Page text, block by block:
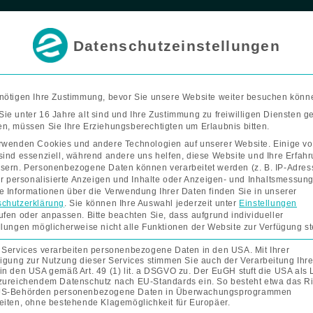
b
k
f
a
Bad & Wohnen
Rand,
Mit dieser Auffahrhilfe
Auffahrhilfe
Aluminiumschienen
mit
Rand,
faltbar
(2
Stk.)
Menge
Datenschutzeinstellungen
Ihre Zustimmung, bevor Sie unsere Website weiter besuchen
unter 16 Jahre alt sind und Ihre Zustimmung zu freiwilligen Diensten
müssen Sie Ihre Erziehungsberechtigten um Erlaubnis bitten.
Cookies und andere Technologien auf unserer Website. Einige
essenziell, während andere uns helfen, diese Website und Ihre
Personenbezogene Daten können verarbeitet werden (z. B. IP-
personalisierte Anzeigen und Inhalte oder Anzeigen- und
Informationen über die Verwendung Ihrer Daten finden Sie in unserer
. Sie können Ihre Auswahl jederzeit unter Einstellungen
oder anpassen. Bitte beachten Sie, dass aufgrund individueller
möglicherweise nicht alle Funktionen der Website zur Verfügung
Services verarbeiten personenbezogene Daten in den USA. Mit Ihrer
zur Nutzung dieser Services stimmen Sie auch der Verarbeitung
den USA gemäß Art. 49 (1) lit. a DSGVO zu. Der EuGH stuft die USA als
Datenschutz nach EU-Standards ein. So besteht etwa das
Behörden personenbezogene Daten in Überwachungsprogrammen
ohne bestehende Klagemöglichkeit für Europäer.